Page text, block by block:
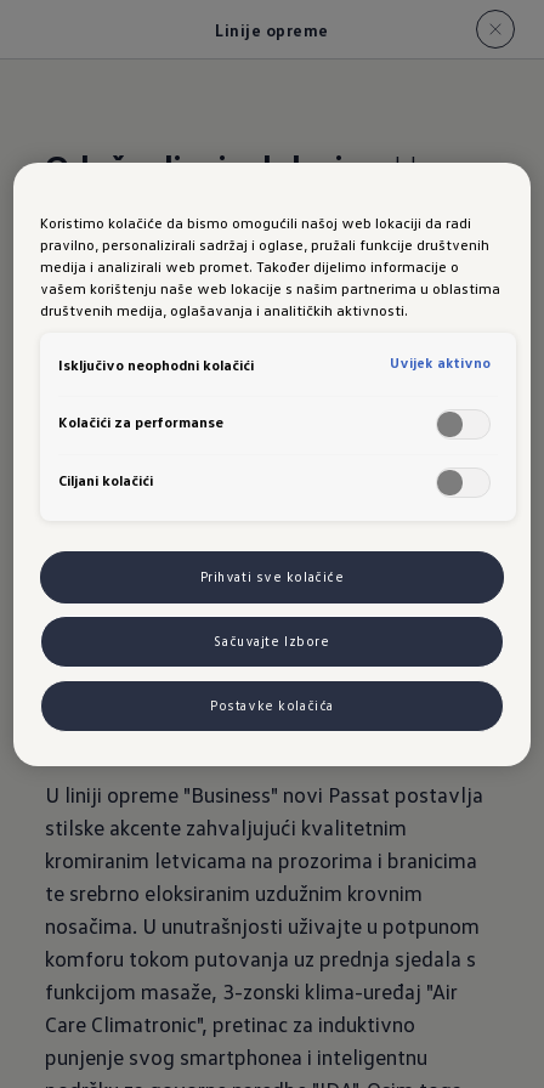
Linije opreme
Oduševljenje dolaziu sklopu
Linije
opreme
novog
Passata
U liniji opreme "Business" novi Passat postavlja
stilske akcente zahvaljujući kvalitetnim
kromiranim letvicama na prozorima i branicima
te srebrno eloksiranim uzdužnim krovnim
nosačima. U unutrašnjosti uživajte u potpunom
komforu tokom putovanja uz prednja sjedala s
funkcijom masaže, 3-zonski klima-uređaj "Air
Care Climatronic", pretinac za induktivno
punjenje svog smartphonea i inteligentnu
Koristimo kolačiće da bismo omogućili našoj web lokaciji da radi
pravilno, personalizirali sadržaj i oglase, pružali funkcije društvenih
medija i analizirali web promet. Također dijelimo informacije o
vašem korištenju naše web lokacije s našim partnerima u oblastima
društvenih medija, oglašavanja i analitičkih aktivnosti.
Isključivo neophodni kolačići Uvijek aktivno
Kolačići za performanse
Ciljani kolačići
Prihvati sve kolačiće
Sačuvajte Izbore
Postavke kolačića